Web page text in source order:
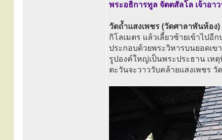
พระอธิการทูล จัตตสัลโล เจ้าอา
วัดถ้ำแสงเพชร (วัดศาลาพันห้อง)
กิโลเมตร แล้วเลี้ยวซ้ายเข้าไป
ประกอบด้วยพระวิหารบนยอดเ
รูปองค์ใหญ่เป็นพระประธาน เห
ตะวันจะวาววับคล้ายแสงเพชร